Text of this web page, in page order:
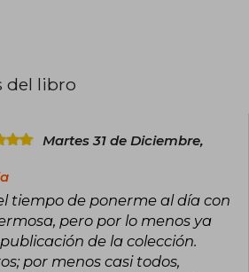
poesías y una autobiografía en la que
de investigaciones, conferencias
del libro
Martes 31 de Diciembre,
tiempo de ponerme al día con
pero por lo menos ya
de la colección.
por menos casi todos,